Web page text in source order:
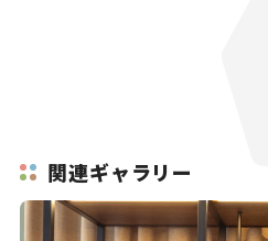
関連ギャラリー